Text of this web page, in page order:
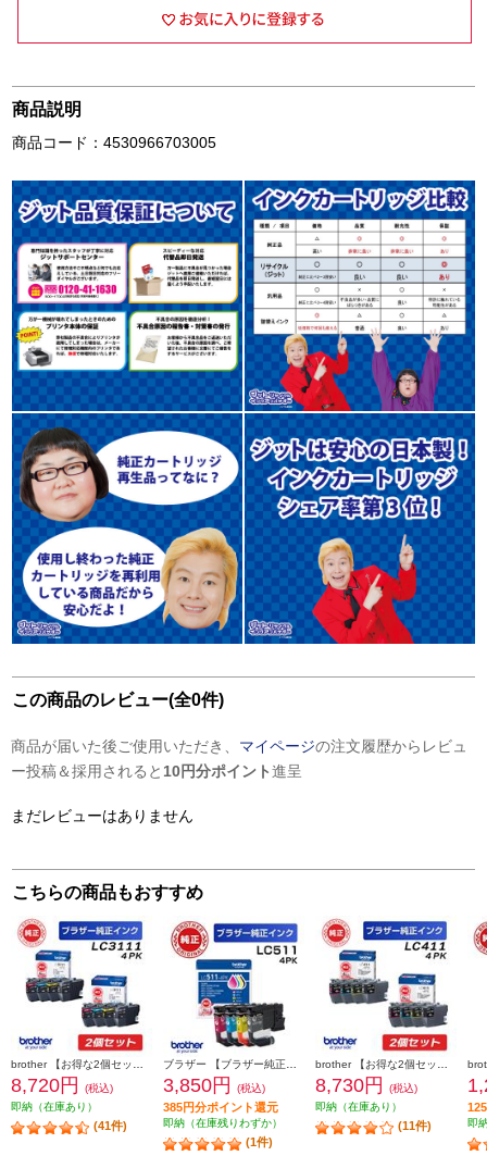
商品説明
商品コード：4530966703005
この商品のレビュー(全0件)
商品が届いた後ご使用いただき、 マイページの注文履歴からレビュ
ー投稿＆採用されると 10円分ポイント進呈
まだレビューはありません
こちらの商品もおすすめ
8,720円
(税込)
即納（在庫あり）
(41件)
3,850円 (税込)
385円分ポイント還元
即納（在庫残りわずか）
(1件)
8,730円
(税込)
即納（在庫あり）
(11件) 即